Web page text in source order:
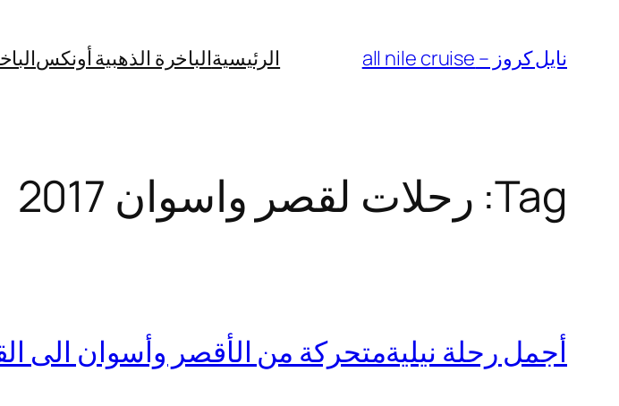
content
نايل كروز – all nile cruise الرئيسيةالباخرة الذهبية أونكس
Tag: رحلات لقصر واسوان 2017
أجمل رحلة نيليةمتحركة من الأقصر وأسوان الى